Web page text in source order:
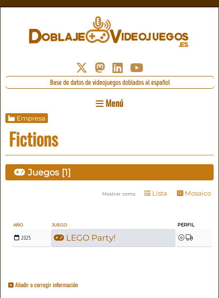
Base de datos de videojuegos doblados al español
Menú
Empresa
Fictions
Juegos [1]
Mostrar como Lista Mosaico
AÑO JUEGO PERFIL
2025 LEGO Party!
Añadir o corregir información